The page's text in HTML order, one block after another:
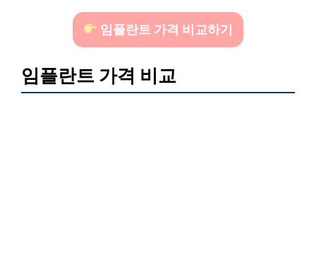
임플란트 가격 비교하기
임플란트 가격 비교